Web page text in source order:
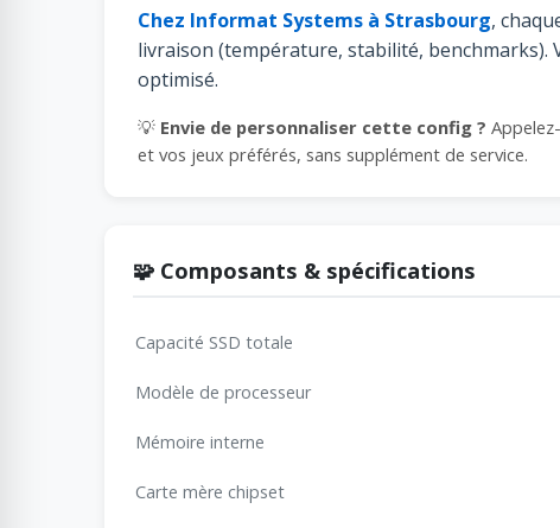
Chez Informat Systems à Strasbourg,
livraison (température, stabilité, benchmarks).
optimisé.
💡 Envie de personnaliser cette config ?
et vos jeux préférés, sans supplément de service.
🧩 Composants & spécifications
Capacité SSD totale
Modèle de processeur
Mémoire interne
Carte mère chipset